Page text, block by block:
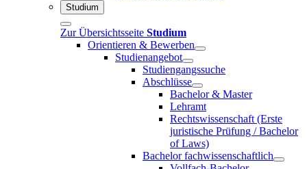
Studium
Zur Übersichtsseite Studium
Orientieren & Bewerben
Studienangebot
Studiengangssuche
Abschlüsse
Bachelor & Master
Lehramt
Rechtswissenschaft (Erste
juristische Prüfung / Bachelor
of Laws)
Bachelor fachwissenschaftlich